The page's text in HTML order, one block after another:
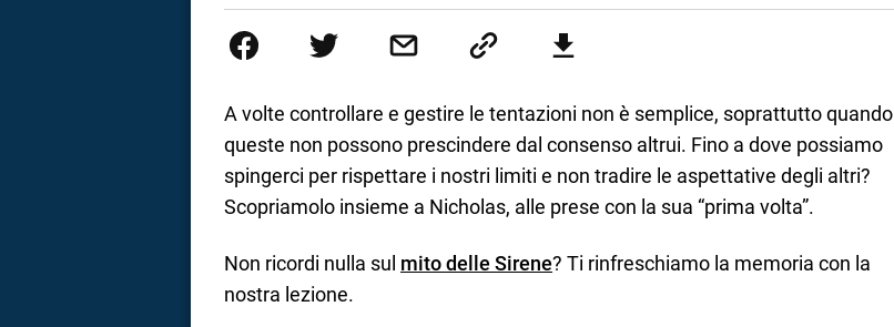
SITI
dedicato non solo giovani studenti, ma anche genitori e insegnanti con più di 1.500 lezioni
ed esercizi online, video di approfondimento e infografiche. Ogni lezione è pensata e
affrontati dagli studenti durante il percorso scolastico, anche quelli più ostici, con un
linguaggio semplice e immediato e l'ausilio di contenuti multimediali a supporto della
spiegazione testuale.
A volte controllare e gestire le tentazioni non è semplice, soprattutto quando
queste non possono prescindere dal consenso altrui. Fino a dove possiamo
spingerci per rispettare i nostri limiti e non tradire le aspettative degli altri?
Scopriamolo insieme a Nicholas, alle prese con la sua “prima volta”.
Non ricordi nulla sul mito delle Sirene? Ti rinfreschiamo la memoria con la
nostra lezione.